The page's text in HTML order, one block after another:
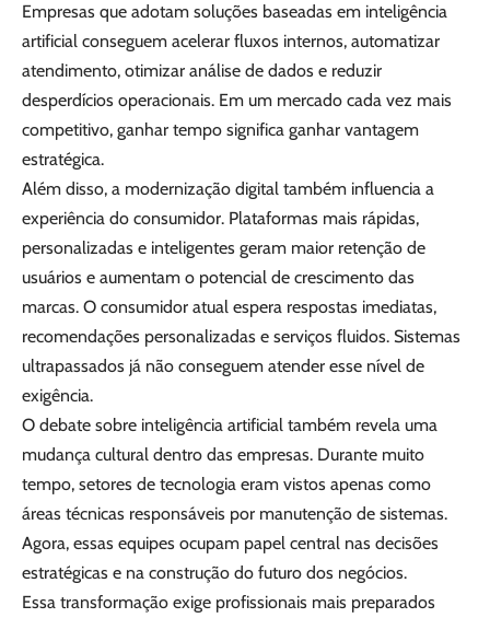
Empresas que adotam soluções baseadas em inteligência
artificial conseguem acelerar fluxos internos, automatizar
atendimento, otimizar análise de dados e reduzir
desperdícios operacionais. Em um mercado cada vez mais
competitivo, ganhar tempo significa ganhar vantagem
estratégica.
Além disso, a modernização digital também influencia a
experiência do consumidor. Plataformas mais rápidas,
personalizadas e inteligentes geram maior retenção de
usuários e aumentam o potencial de crescimento das
marcas. O consumidor atual espera respostas imediatas,
recomendações personalizadas e serviços fluidos. Sistemas
ultrapassados já não conseguem atender esse nível de
exigência.
O debate sobre inteligência artificial também revela uma
mudança cultural dentro das empresas. Durante muito
tempo, setores de tecnologia eram vistos apenas como
áreas técnicas responsáveis por manutenção de sistemas.
Agora, essas equipes ocupam papel central nas decisões
estratégicas e na construção do futuro dos negócios.
Essa transformação exige profissionais mais preparados